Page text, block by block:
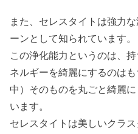
また、セレスタイトは強力
ーンとして知られています。
この浄化能力というのは、
ネルギーを綺麗にするのは
中）そのものを丸ごと綺麗
います。
セレスタイトは美しいクラ